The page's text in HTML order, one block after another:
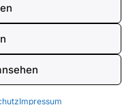
Impressum
reserved.